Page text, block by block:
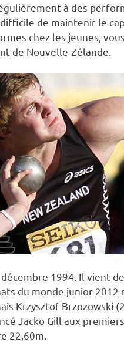
à des
de maintenir le
chez les jeunes,
de Nouvelle-Zélande.
décembre 1994. Il vient
du monde junior 2012
Krzysztof Brzozowski
Jacko Gill aux
22,60m.